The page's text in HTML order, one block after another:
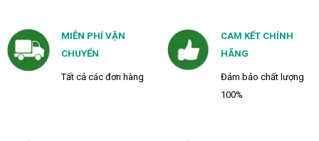
MIỄN PHÍ VẬN
CHUYỂN
Tất cả các đơn hàng
CAM KẾT CHÍNH
HÃNG
Đảm bảo chất lượng
100%